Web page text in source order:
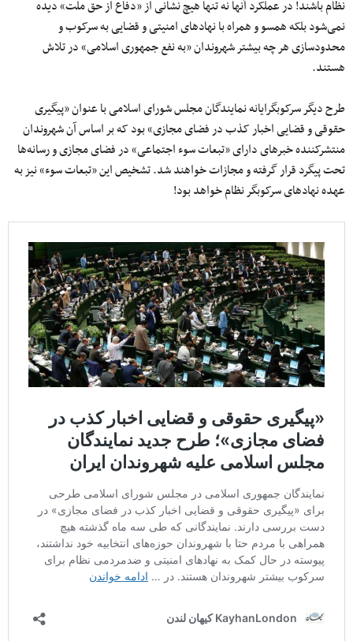
نظام باشند! در عملکرد آنها نه تنها هیچ نشانی از «دفاع از حق ملت» دیده
نمی‌شود بلکه همسو و همراه با نهادهای امنیتی و قضایی به سرکوب و
محدودسازی هر چه بیشتر شهروندان «به نفع جمهوری اسلامی» در تلاش
هستند.
طرح دیگر سرکوبگرایانه نمایندگان مجلس شورای اسلامی با عنوان «پیگیری
حقوقی و قضایی اخبار کذب در فضای مجازی» بود که بر اساس آن شهروندان
منتشرکننده خبرهای دارای «تبعات سوء اجتماعی» در فضای مجازی و رسانه‌ها
تحت پیگرد قرار گرفته و مجازات خواهند شد. تشخیص این «تبعات سوء» نیز به
عهده نهادهای سرکوبگر نظام خواهد بود!